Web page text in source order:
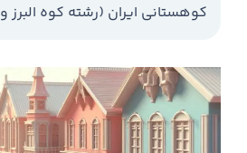
کوهستانی ایران (رشته کوه البرز